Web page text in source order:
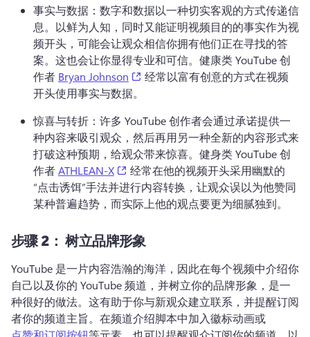
事实与数据：数字和数据以一种切实客观的方式传递信
息。 以鲜为人知，同时又能证明视频目的的事实作为视
频开头，可能会让观众相信你拥有他们正在寻找的答
案。 这也会让你显得专业和可信。 健康类 YouTube 创
作者 Bryan Johnson (opens in a new tab)
经常以富有创意的方式在视频
开头使用事实与数据。
惊喜与转折：许多 YouTube 创作者会通过承诺提供一
种内容来吸引观众，然后再用另一种全新的内容形式来
打破这种预期，给观众带来惊喜。 健身类 YouTube 创
作者 ATHLEAN-X (opens in a new tab)
经常在他的视频开头采用幽默的
“点击诱饵”手法并进行内容转换，让观众误以为他赞同
某种普遍趋势，而实际上他的观点要更为细腻独到。
步骤 2：树立品牌形象
YouTube 是一片内容浩瀚的海洋，因此在每个视频中介绍你
自己以及你的 YouTube 频道，并树立你的品牌形象，是一
种很好的做法。 这有助于你与新观众建立联系，并提醒订阅
者你的频道主旨。 在频道介绍脚本中加入徽标动画或